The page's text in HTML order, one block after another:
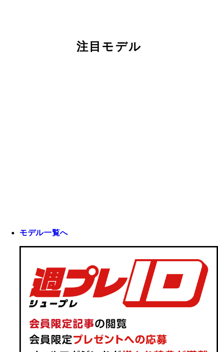
注目モデル
モデル一覧へ